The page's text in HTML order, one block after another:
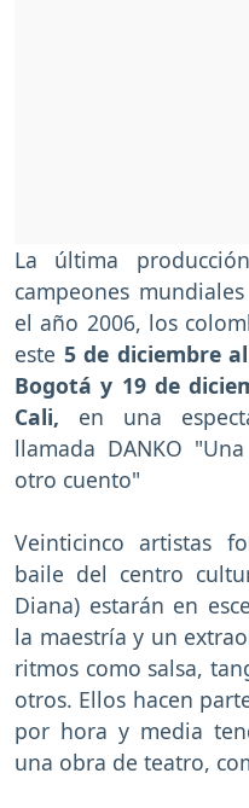
La última
campeones
el año 2006, los
este 5 de diciembre
Bogotá y 19 de
Cali, en una
llamada DANKO
otro cuento"
Veinticinco artistas
baile del centro
Diana) estarán en
la maestría y un
ritmos como salsa,
otros. Ellos hacen
por hora y media
una obra de teatro,